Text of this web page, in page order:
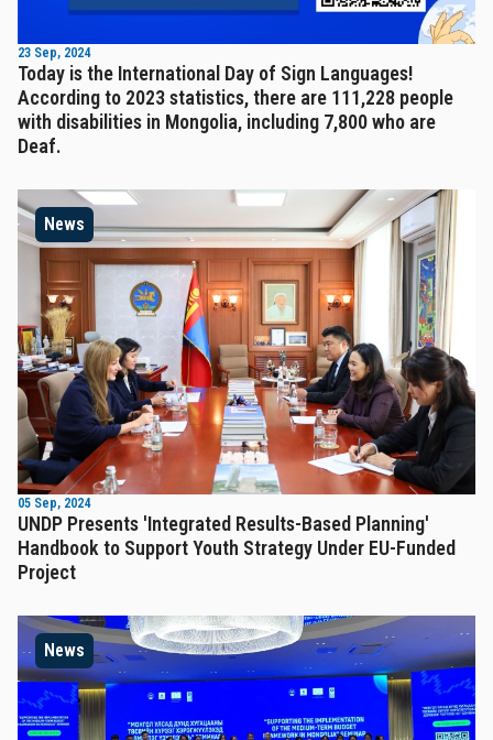
23 Sep, 2024
Today is the International Day of Sign Languages!
According to 2023 statistics, there are 111,228 people
with disabilities in Mongolia, including 7,800 who are
Deaf.
News
05 Sep, 2024
UNDP Presents 'Integrated Results-Based Planning'
Handbook to Support Youth Strategy Under EU-Funded
Project
News